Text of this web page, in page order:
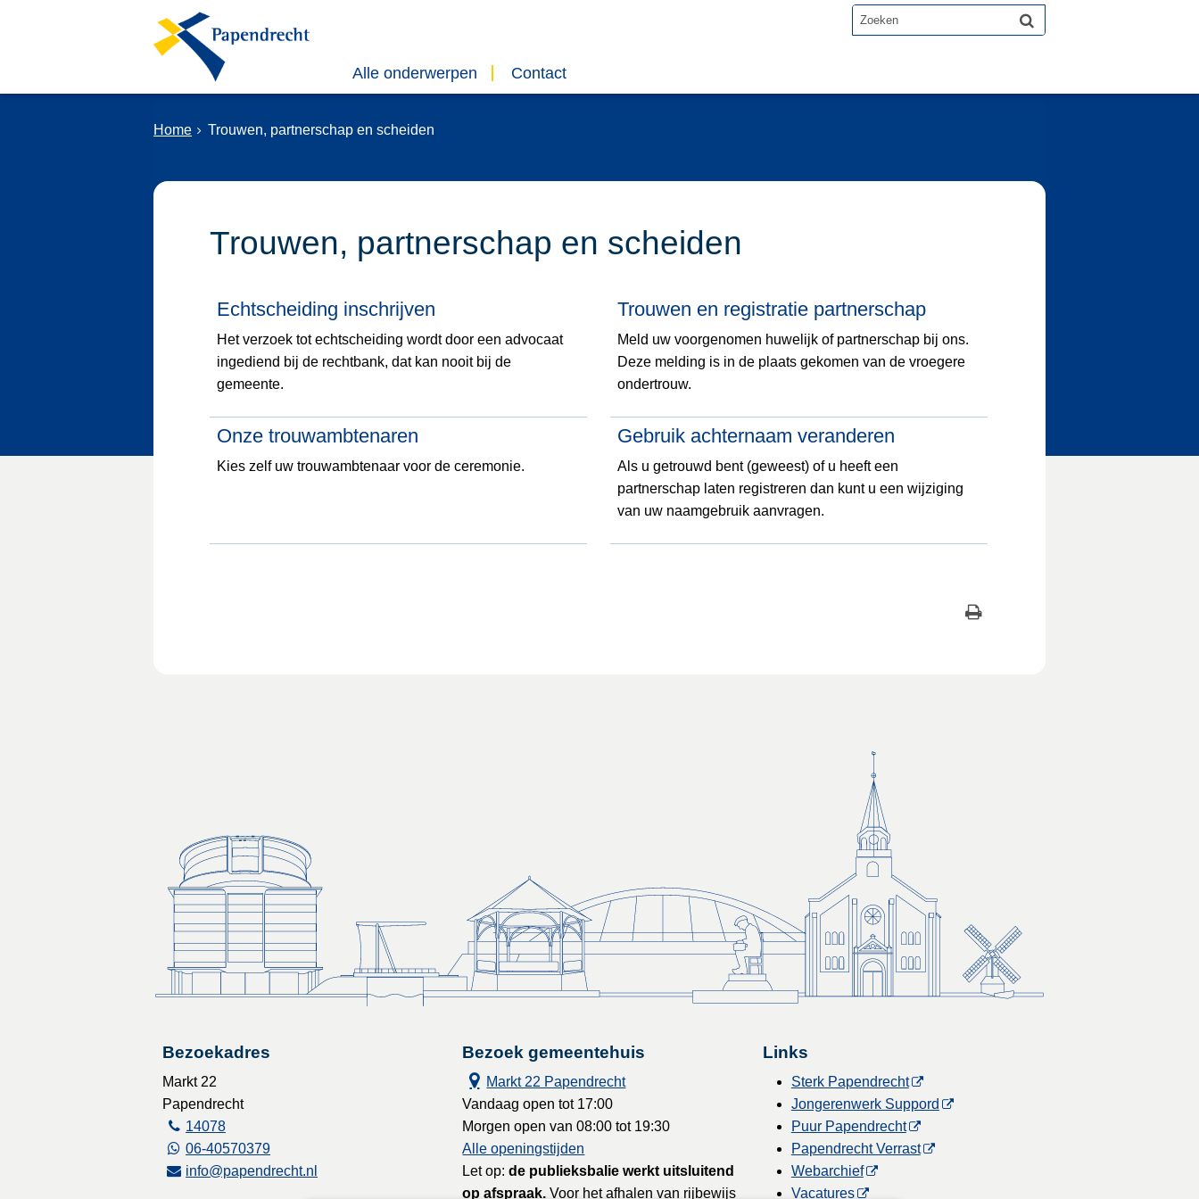
Alle onderwerpen Contact
Home Trouwen, partnerschap en scheiden
Trouwen, partnerschap en scheiden
Echtscheiding inschrijven
Het verzoek tot echtscheiding wordt door een advocaat
ingediend bij de rechtbank, dat kan nooit bij de
gemeente.
Trouwen en registratie partnerschap
Meld uw voorgenomen huwelijk of partnerschap bij ons.
Deze melding is in de plaats gekomen van de vroegere
ondertrouw.
Onze trouwambtenaren
Kies zelf uw trouwambtenaar voor de ceremonie.
Gebruik achternaam veranderen
Als u getrouwd bent (geweest) of u heeft een
partnerschap laten registreren dan kunt u een wijziging
van uw naamgebruik aanvragen.
Bezoekadres
Markt 22
Papendrecht
14078
06-40570379
info@papendrecht.nl
Bezoek gemeentehuis
Markt 22 Papendrecht
Vandaag open tot 17:00
Morgen open van 08:00 tot 19:30
Alle openingstijden
Let op:de publieksbalie werkt uitsluitend
op afspraak. Voor het afhalen van rijbewijs
Links
Sterk Papendrecht
Jongerenwerk Suppord
Puur Papendrecht
Papendrecht Verrast
Webarchief
Vacatures